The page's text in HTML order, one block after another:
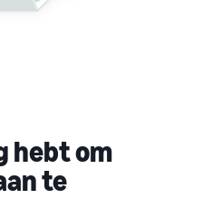
hebt om
te